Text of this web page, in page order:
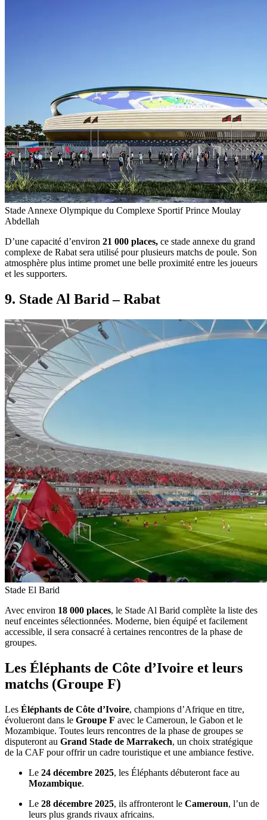
Stade Annexe Olympique du Complexe Sportif Prince Moulay
Abdellah
D’une capacité d’environ 21 000 places, ce stade annexe du grand
complexe de Rabat sera utilisé pour plusieurs matchs de poule. Son
atmosphère plus intime promet une belle proximité entre les joueurs
et les supporters.
9. Stade Al Barid – Rabat
Stade El Barid
Avec environ 18 000 places, le Stade Al Barid complète la liste des
neuf enceintes sélectionnées. Moderne, bien équipé et facilement
accessible, il sera consacré à certaines rencontres de la phase de
groupes.
Les Éléphants de Côte d’Ivoire et leurs
matchs (Groupe F)
Les Éléphants de Côte d’Ivoire, champions d’Afrique en titre,
évolueront dans le Groupe F avec le Cameroun, le Gabon et le
Mozambique. Toutes leurs rencontres de la phase de groupes se
disputeront au Grand Stade de Marrakech, un choix stratégique
de la CAF pour offrir un cadre touristique et une ambiance festive.
Le 24 décembre 2025, les Éléphants débuteront face au
Mozambique.
Le 28 décembre 2025, ils affronteront le Cameroun, l’un de
leurs plus grands rivaux africains.